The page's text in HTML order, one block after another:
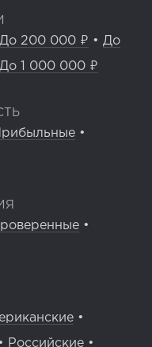
До 200 000 ₽ • До
До 1 000 000 ₽
•
•
•
Российские •